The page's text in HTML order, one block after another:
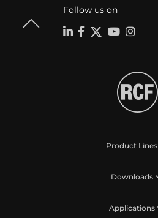
Follow us on
Product Lines
Downloads
Applications